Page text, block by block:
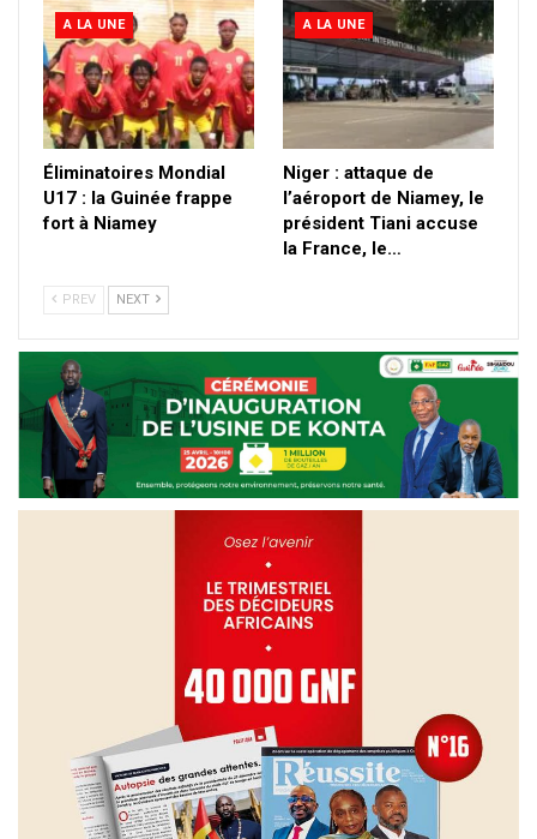
A LA UNE
Éliminatoires Mondial
U17 : la Guinée frappe
fort à Niamey
A LA UNE
Niger : attaque de
l’aéroport de Niamey, le
président Tiani accuse
la France, le…
PREV NEXT